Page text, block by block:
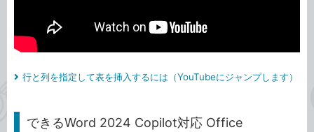
行と列を指定して表を挿入するには（YouTubeにジャンプします）
できるWord 2024 Copilot対応 Office